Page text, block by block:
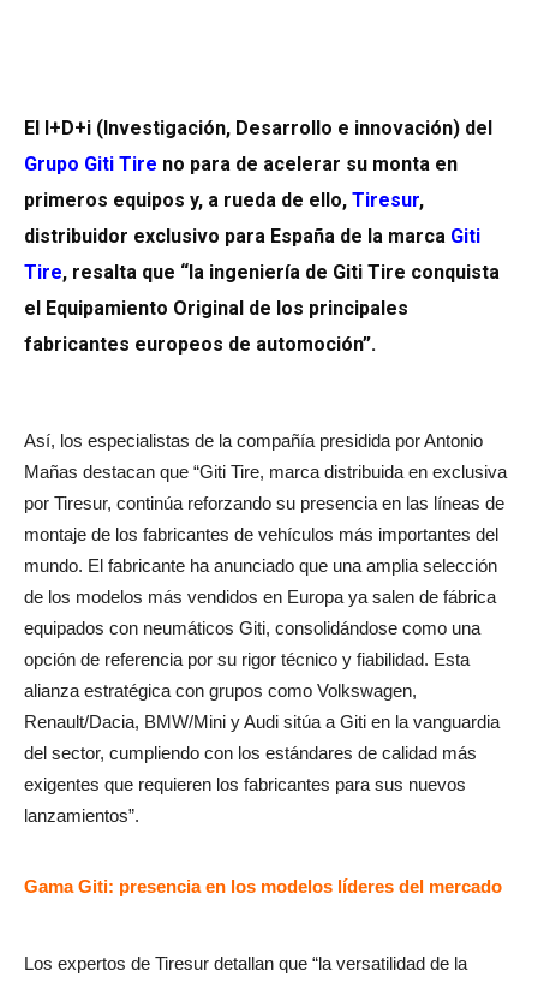
El I+D+i (Investigación, Desarrollo e innovación) del
Grupo Giti Tire no para de acelerar su monta en
primeros equipos y, a rueda de ello, Tiresur,
distribuidor exclusivo para España de la marca Giti
Tire, resalta que “la ingeniería de Giti Tire conquista
el Equipamiento Original de los principales
fabricantes europeos de automoción”.
Así, los especialistas de la compañía presidida por Antonio
Mañas destacan que “Giti Tire, marca distribuida en exclusiva
por Tiresur, continúa reforzando su presencia en las líneas de
montaje de los fabricantes de vehículos más importantes del
mundo. El fabricante ha anunciado que una amplia selección
de los modelos más vendidos en Europa ya salen de fábrica
equipados con neumáticos Giti, consolidándose como una
opción de referencia por su rigor técnico y fiabilidad. Esta
alianza estratégica con grupos como Volkswagen,
Renault/Dacia, BMW/Mini y Audi sitúa a Giti en la vanguardia
del sector, cumpliendo con los estándares de calidad más
exigentes que requieren los fabricantes para sus nuevos
lanzamientos”.
Gama Giti: presencia en los modelos líderes del mercado
Los expertos de Tiresur detallan que “la versatilidad de la